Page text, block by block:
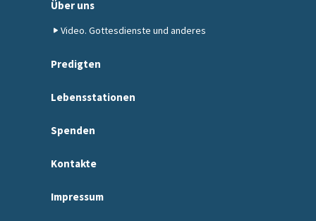
Über uns
Video. Gottesdienste und anderes
Predigten
Lebensstationen
Spenden
Kontakte
Impressum